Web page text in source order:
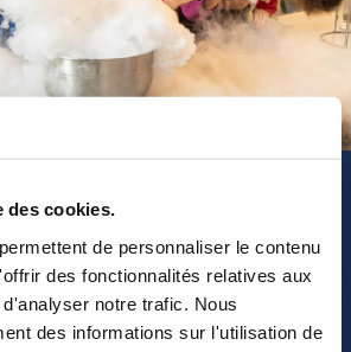
des cookies.
de personnaliser le contenu
des fonctionnalités relatives aux
notre trafic. Nous
des informations sur l'utilisation de